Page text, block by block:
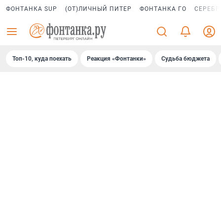
ФОНТАНКА SUP (ОТ)ЛИЧНЫЙ ПИТЕР ФОНТАНКА ГО
Топ-10, куда поехать Реакция «Фонтанки» Судьба бюджета